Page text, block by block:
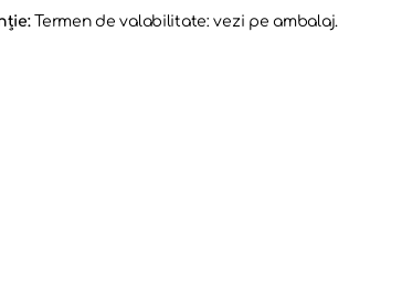
Termen de valabilitate: vezi pe ambalaj.